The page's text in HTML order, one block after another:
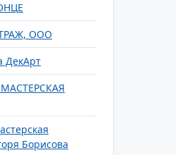
ООО
ДекАрт
Борисова